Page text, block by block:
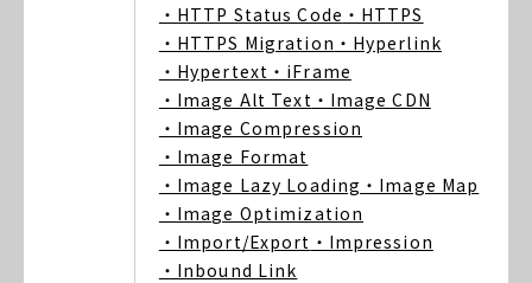
・HTTP Status Code ・HTTPS
・HTTPS Migration ・Hyperlink
・Hypertext ・iFrame
・Image Alt Text ・Image CDN
・Image Compression
・Image Format
・Image Lazy Loading ・Image Map
・Image Optimization
・Import/Export ・Impression
・Inbound Link